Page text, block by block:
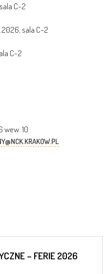
C-2
, sala C-2
C-2
wew. 10
– FERIE 2026